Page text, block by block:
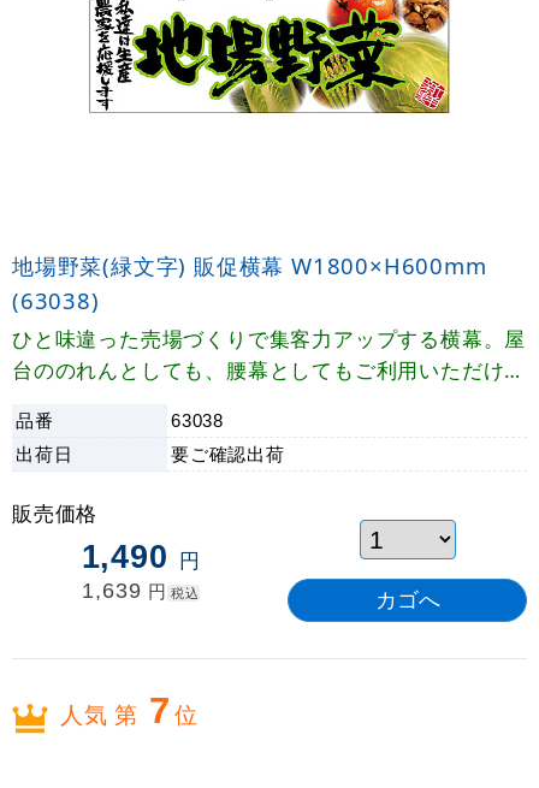
地場野菜(緑文字) 販促横幕 W1800×H600mm
(63038)
ひと味違った売場づくりで集客力アップする横幕。屋
台ののれんとしても、腰幕としてもご利用いただけま
品番 63038
出荷日 要ご確認出荷
販売価格
1,490 円
1,639 円 税込
人気 第 7位